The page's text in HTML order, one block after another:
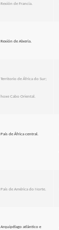
Rexión de Francia.
Rexión de Alxeria.
Territorio de África do Sur;
hoxe Cabo Oriental.
País de África central.
País de América do Norte.
Arquipélago atlántico e